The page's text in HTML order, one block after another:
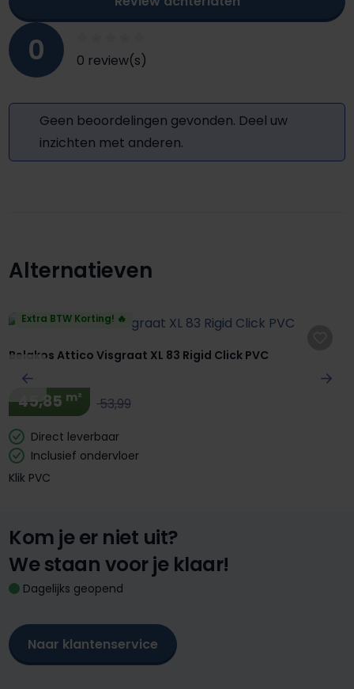
0 0 review(s)
Geen beoordelingen gevonden. Deel uw
inzichten met anderen.
Productgalerij overslaan
Alternatieven
Extra BTW Korting! 🔥
Belakos Attico Visgraat XL 83 Rigid Click PVC
45,85 m² 53,99
Direct leverbaar
Inclusief ondervloer
Klik PVC
Kom je er niet uit?
We staan voor je klaar!
Dagelijks geopend
Naar klantenservice